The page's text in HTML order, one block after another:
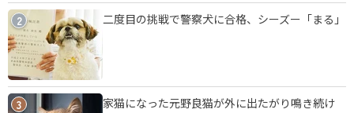
2 二度目の挑戦で警察犬に合格、シーズー「まる」
3
家猫になった元野良猫が外に出たがり鳴き続け